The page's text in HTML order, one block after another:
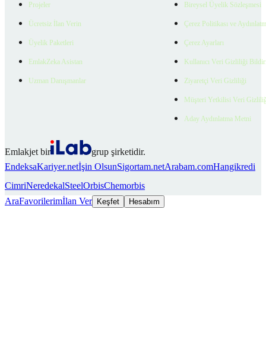
Projeler
Ücretsiz İlan Verin
Üyelik Paketleri
EmlakZeka Asistan
Uzman Danışmanlar
Bireysel Üyelik Sözleşmesi
Çerez Politikası ve
Çerez Ayarları
Kullanıcı Veri Gizliliği
Ziyaretçi Veri Gizliliği
Müşteri Yetkilisi Veri
Aday Aydınlatma Metni
Emlakjet bir
grup şirketidir.
EndeksaKariyer.netİşin OlsunSigortam.netArabam.comHangikredi
CimriNeredekalSteelOrbisChemorbis
AraFavorilerimİlan Ver Keşfet Hesabım